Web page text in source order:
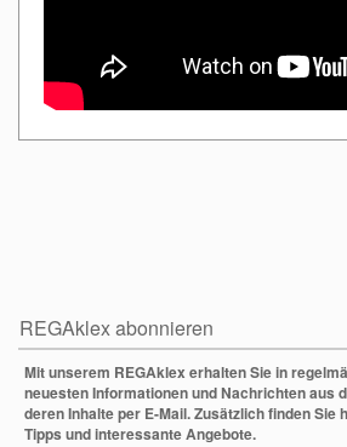
REGAklex abonnieren
Mit unserem REGAklex erhalten Sie in
neuesten Informationen und Nachrichten aus
deren Inhalte per E-Mail. Zusätzlich finden Sie
Tipps und interessante Angebote.